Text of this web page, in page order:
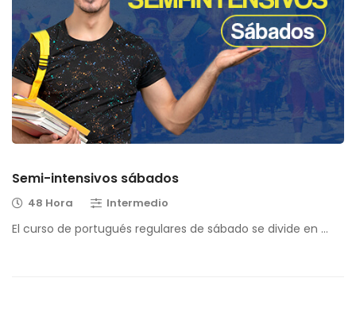
Semi-intensivos sábados
48 Hora Intermedio
El curso de portugués regulares de sábado se divide en …